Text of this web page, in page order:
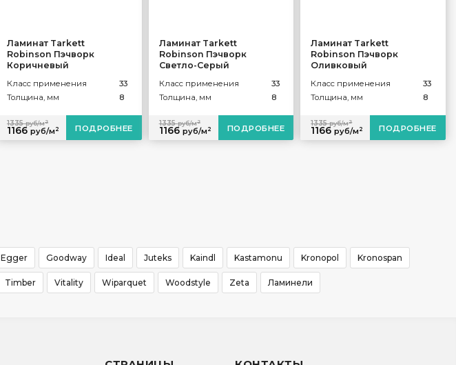
Ламинат Tarkett
Robinson Пэчворк
Коричневый
Класс применения
33
Толщина, мм
8
1166руб/м 2
1335руб/м2
ПОДРОБНЕЕ
Ламинат Tarkett
Robinson Пэчворк
Светло-Серый
Класс применения
33
Толщина, мм
8
1166руб/м 2
1335руб/м2
ПОДРОБНЕЕ
Ламинат Tarkett
Robinson Пэчворк
Оливковый
Класс применения
33
Толщина, мм
8
1166руб/м 2
1335руб/м2
ПОДРОБНЕЕ
Egger Goodway Ideal Juteks Kaindl Kastamonu Kronopol Kronospan
Timber Vitality Wiparquet Woodstyle Zeta Ламинели